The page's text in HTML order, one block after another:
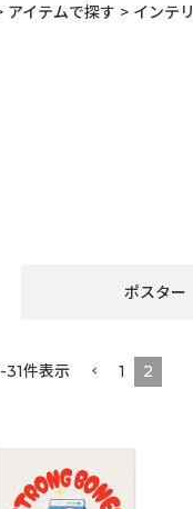
アイテムで探す インテ
ポスター
-31件表示 1 2